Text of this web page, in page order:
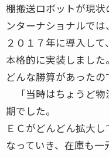
棚搬送ロボットが現
ンターナショナルで
２０１７年に導入し
本格的に実装しました。
どんな勝算があったの
「当時はちょうど物
期でした。
ＥＣがどんどん拡大
なっていき、在庫も一